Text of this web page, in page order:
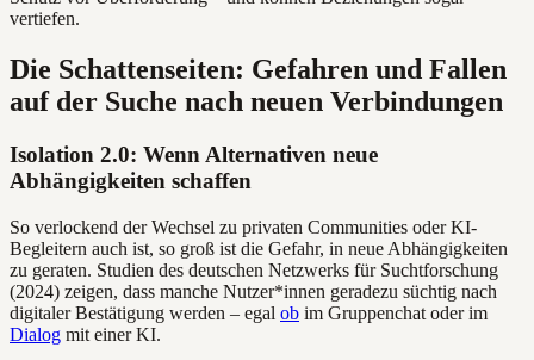
vertiefen.
Die Schattenseiten: Gefahren und Fallen
auf der Suche nach neuen Verbindungen
Isolation 2.0: Wenn Alternativen neue
Abhängigkeiten schaffen
So verlockend der Wechsel zu privaten Communities oder KI-
Begleitern auch ist, so groß ist die Gefahr, in neue Abhängigkeiten
zu geraten. Studien des deutschen Netzwerks für Suchtforschung
(2024) zeigen, dass manche Nutzer*innen geradezu süchtig nach
digitaler Bestätigung werden – egal ob im Gruppenchat oder im
Dialog mit einer KI.